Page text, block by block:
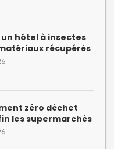
hôtel à insectes
récupérés
zéro déchet
les supermarchés